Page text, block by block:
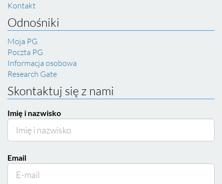
Kontakt
Odnośniki
Moja PG
Poczta PG
Informacja osobowa
Research Gate
Skontaktuj się z nami
Imię i nazwisko
Email